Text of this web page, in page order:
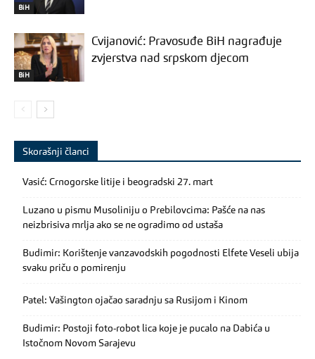
BiH
BiH
Cvijanović: Pravosuđe BiH nagrađuje
zvjerstva nad srpskom djecom
Skorašnji članci
Vasić: Crnogorske litije i beogradski 27. mart
Luzano u pismu Musoliniju o Prebilovcima: Pašće na nas
neizbrisiva mrlja ako se ne ogradimo od ustaša
Budimir: Korištenje vanzavodskih pogodnosti Elfete Veseli ubija
svaku priču o pomirenju
Patel: Vašington ojačao saradnju sa Rusijom i Kinom
Budimir: Postoji foto-robot lica koje je pucalo na Dabića u
Istočnom Novom Sarajevu